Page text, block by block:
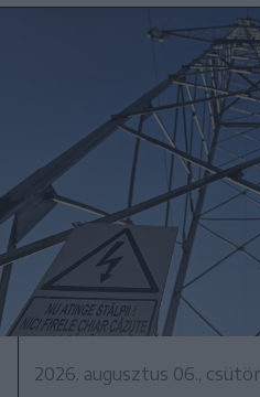
2026. augusztus 06.,